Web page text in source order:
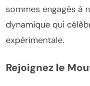
sommes engagés à
dynamique qui
expérimentale.
Rejoignez le